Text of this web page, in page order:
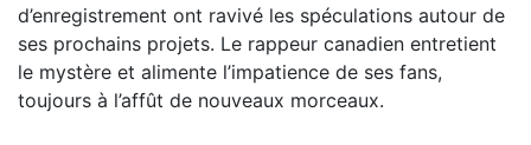
d’enregistrement ont ravivé les spéculations autour de
ses prochains projets. Le rappeur canadien entretient
le mystère et alimente l’impatience de ses fans,
toujours à l’affût de nouveaux morceaux.